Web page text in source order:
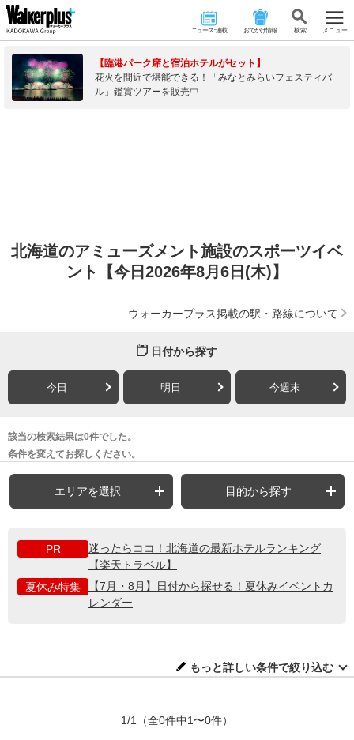
ニュース･連載 おでかけ情報 検 索 メニュー
【臨港パーク席と宿泊ホテルがセット】
花火を間近で堪能できる！「みなとみらいフェスティバ
ル」鑑賞ツアーを販売中
北海道のアミューズメント施設のスポーツイベ
ント【今日2026年8月6日(木)】
ウォーカープラス掲載の駅・路線について
日付から探す
今日 明日 今週末
該当の検索結果は0件でした。
条件を変えてお探しください。
エリアを選択 目的から探す
PR
迷ったらココ！北海道の最新ホテルランキング
【楽天トラベル】
夏休み特集
【7月・8月】日付から探せる！夏休みイベントカ
レンダー
もっと詳しい条件で絞り込む
1/1 （全0件中1〜0件）